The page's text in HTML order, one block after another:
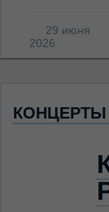
29 июня
2026